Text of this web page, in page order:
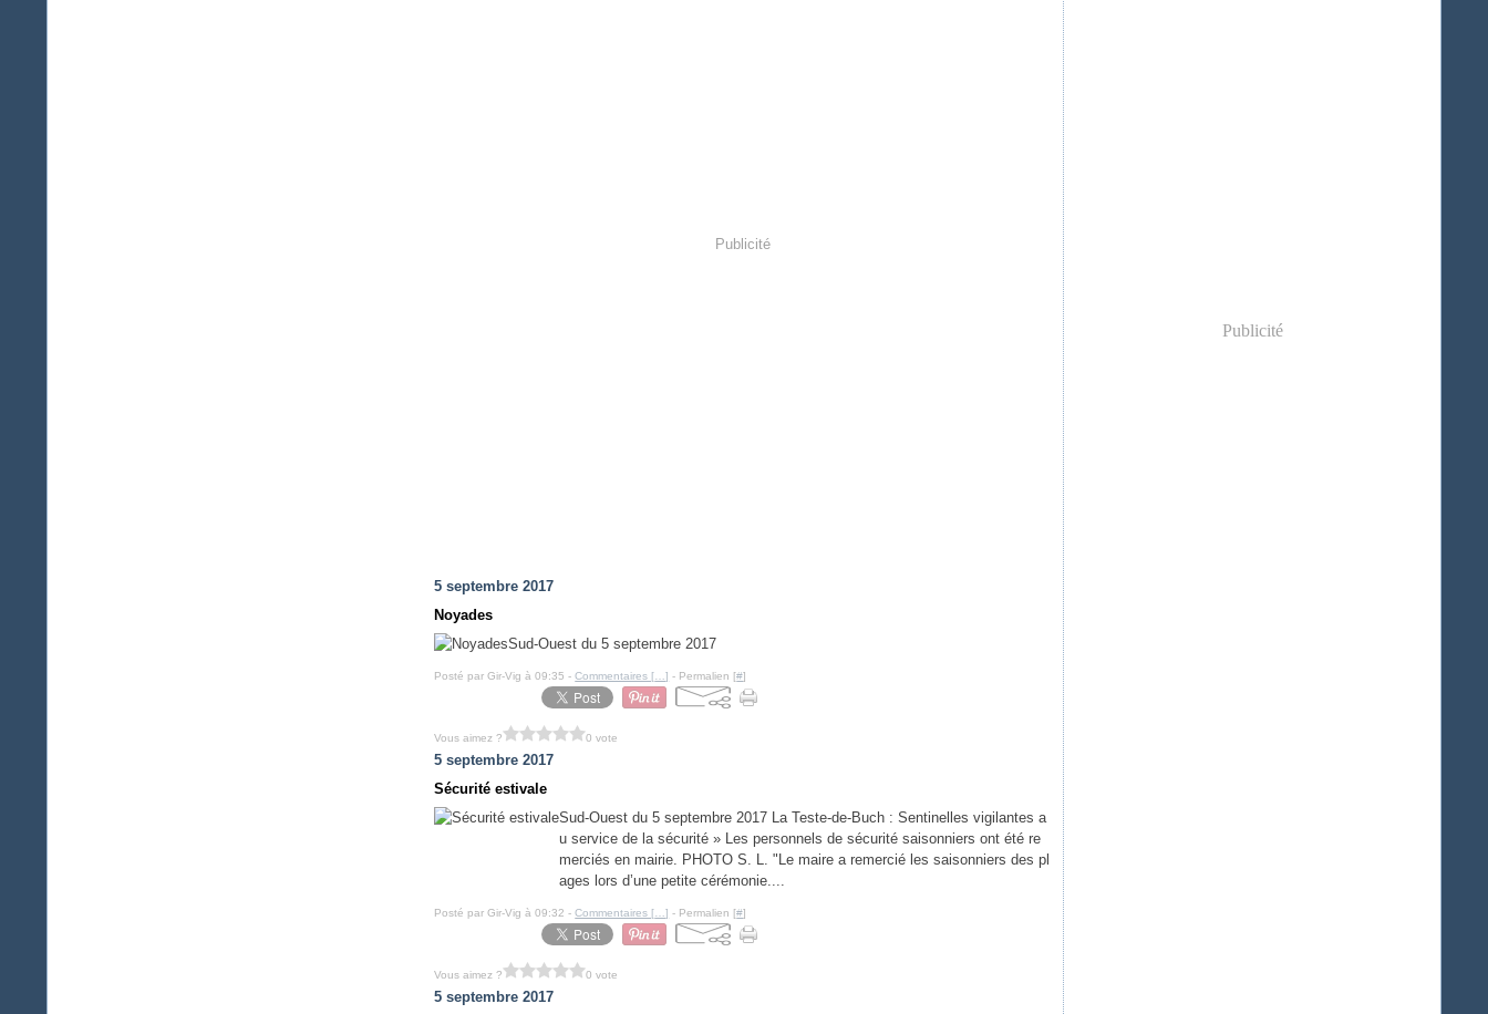
Publicité
5 septembre 2017
Noyades
Sud-Ouest du 5 septembre 2017
Posté par Gir-Vig à 09:35 -Commentaires [ …] - Permalien [#]
Vous aimez ? 0 vote
5 septembre 2017
Sécurité estivale
Sud-Ouest du 5 septembre 2017 La Teste-de-Buch : Sentinelles vigilantes a
u service de la sécurité » Les personnels de sécurité saisonniers ont été re
merciés en mairie. PHOTO S. L. "Le maire a remercié les saisonniers des pl
ages lors d’une petite cérémonie....
Posté par Gir-Vig à 09:32 -Commentaires [ …] - Permalien [#]
Vous aimez ? 0 vote
5 septembre 2017
Publicité